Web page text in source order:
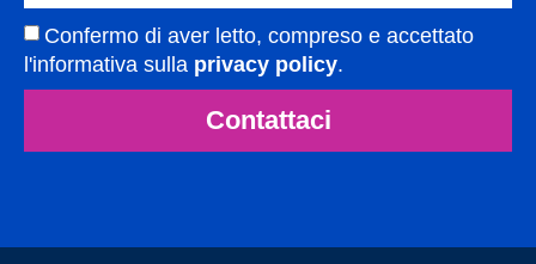
Confermo di aver letto, compreso e accettato
l'informativa sulla privacy policy.
Contattaci